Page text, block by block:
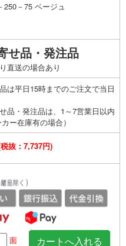
250－75 ベージュ
せ品・発注品
直送の場合あり
は平日15時までのご注文で当日
品・発注品は、1～7営業日以内
ー在庫有の場合）
抜：7,737円)
面